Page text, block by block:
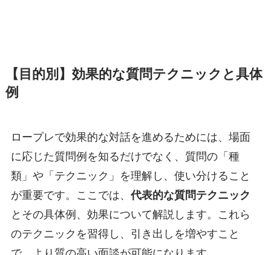
【目的別】効果的な質問テクニックと具体
例
ロープレで効果的な対話を進めるためには、場面
に応じた質問例を知るだけでなく、質問の「種
類」や「テクニック」を理解し、使い分けること
が重要です。ここでは、 代表的な質問テクニック
とその具体例、効果について解説します。これら
のテクニックを習得し、引き出しを増やすこと